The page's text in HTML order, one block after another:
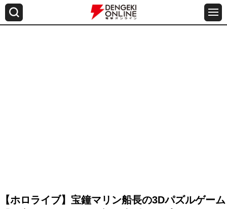
【ホロライブ】宝鐘マリン船長の3Dパズルゲーム